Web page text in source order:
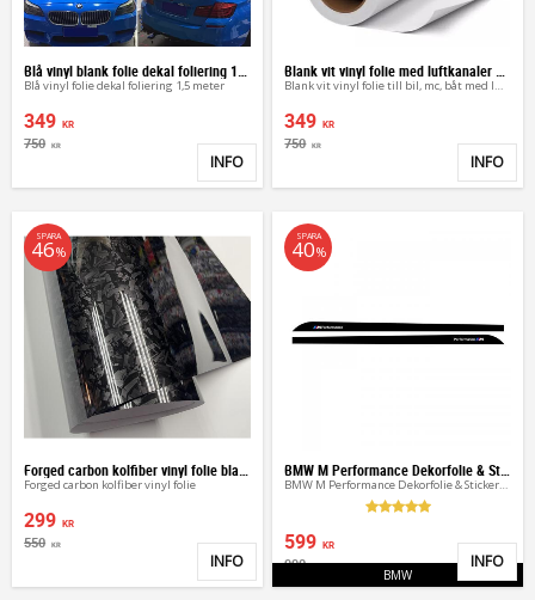
Blå vinyl blank folie dekal foliering 1,5 meter
Blå vinyl folie dekal foliering 1,5 meter
349 KR
750 KR
Lägg till i favoriter
INFO
Blank vit vinyl folie med luftkanaler wrap
Blank vit vinyl folie till bil, mc, båt med luftkanaler
349 KR
750 KR
INFO
Forged carbon kolfiber vinyl folie
299 KR
550 KR
SPARA
46%
Lägg till i favoriter
INFO
BMW M Performance Dekorfolie & Stickers folie 215cm
599 KR
990
SPARA
40%
BMW
INFO